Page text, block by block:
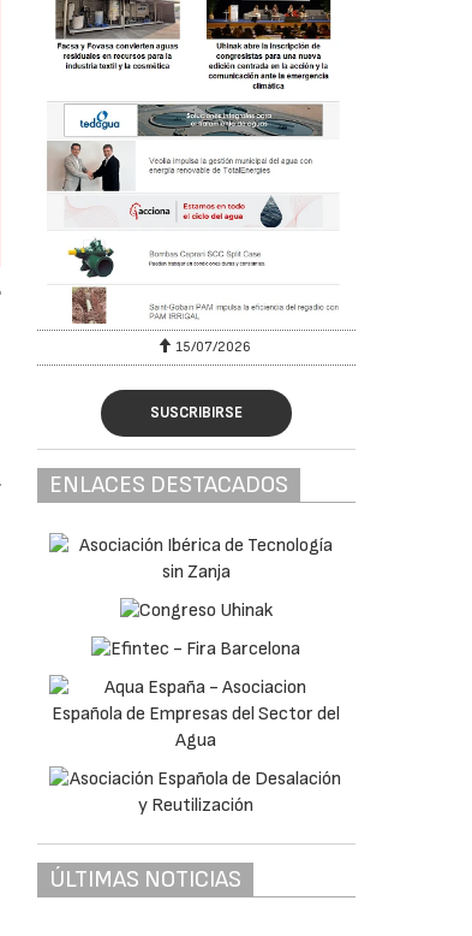
15/07/2026
SUSCRIBIRSE
ENLACES DESTACADOS
ÚLTIMAS NOTICIAS